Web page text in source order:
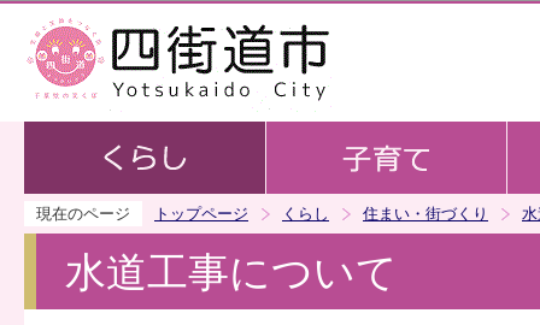
現在のページ トップページ くらし 住まい・街づくり
水道工事について